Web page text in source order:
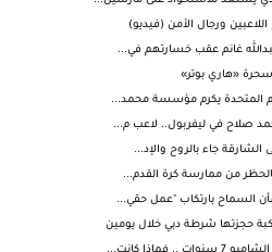
ورجال الأمن (فيديو)
غانم عقب خسارتهم في...
«هاري بوتر»
المتحدة يكرم مؤسسة محمد...
صلاح في ليفربول.. لاعب م...
جاء بالروح والإد...
من ممارسة كرة القدم...
السماح بارتكاب "عمل حقي...